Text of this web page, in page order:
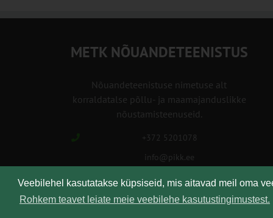
Veebilehel kasutatakse küpsiseid, mis aitavad meil oma
Rohkem teavet leiate meie veebilehe kasutustingimustest.
METK NÕUANDETEENISTUS
Nõuandeteenistuse nimetuse alt
korraldatalse põllu- ja maamajanduslikke
nõustamisteenuseid.
+372 5201078
info@pikk.ee